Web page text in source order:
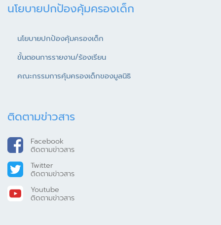
นโยบายปกป้องคุ้มครองเด็ก
นโยบายปกป้องคุ้มครองเด็ก
ขั้นตอนการรายงาน/ร้องเรียน
คณะกรรมการคุ้มครองเด็กของมูลนิธิ
ติดตามข่าวสาร
Facebook
ติดตามข่าวสาร
Twitter
ติดตามข่าวสาร
Youtube
ติดตามข่าวสาร